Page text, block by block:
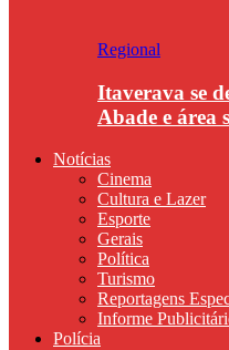
Regional
Itaverava se
Abade e área
Notícias
Cinema
Cultura e Lazer
Esporte
Gerais
Política
Turismo
Reportagens
Informe
Polícia